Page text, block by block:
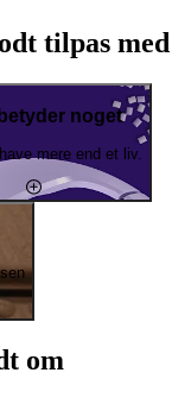
tilpas med
noget
mere end et liv.
om